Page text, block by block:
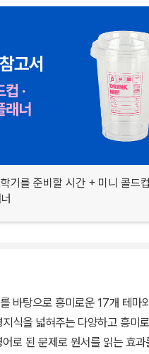
기를 준비할 시간 + 미니 콜드
바탕으로 흥미로운 17개 테마
식을 넓혀주는 다양하고 흥미
로 된 문제로 원서를 읽는 효